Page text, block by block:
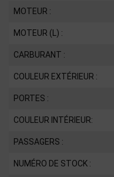
MOTEUR :
MOTEUR (L) :
CARBURANT :
COULEUR EXTÉRIEUR :
PORTES :
COULEUR INTÉRIEUR:
PASSAGERS :
NUMÉRO DE STOCK :